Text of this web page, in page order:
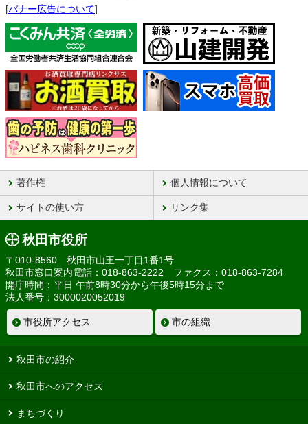
[バナー広告について]
著作権 個人情報について
サイトの使い方 リンク集
秋田市役所
〒010-8560 秋田市山王一丁目1番1号
秋田市窓口案内電話：018-863-2222 ファクス：018-863-7284
開庁時間：平日 午前8時30分から午後5時15分まで
法人番号：3000020052019
市役所アクセス 市の組織
秋田市の紹介
秋田市へのアクセス
まちづくり